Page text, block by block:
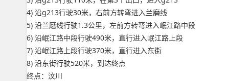
4) 沿g213行驶30米，右前方转弯进入兰磨线
5) 沿兰磨线行驶1.3公里，左前方转弯进入岷江路中段
6) 沿岷江路中段行驶490米，直行进入岷江路上段
7) 沿岷江路上段行驶370米，直行进入东街
8) 沿东街行驶520米，到达终点
终点：汶川